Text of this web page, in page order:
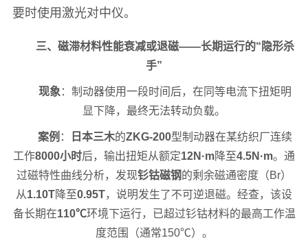
要时使用激光对中仪。
三、磁滞材料性能衰减或退磁——长期运行的“隐形杀
手”
现象 ：制动器使用一段时间后，在同等电流下扭矩明
显下降，最终无法转动负载。
案例 ： 日本三木的ZKG-200型制动器在某纺织厂连续
工作8000小时后，输出扭矩从额定12N·m降至4.5N·m。通
过磁特性曲线分析，发现钐钴磁钢的剩余磁通密度（Br）
从1.10T降至0.95T，说明发生了不可逆退磁。经查，该设
备长期在110℃环境下运行，已超过钐钴材料的最高工作温
度范围（通常150℃）。